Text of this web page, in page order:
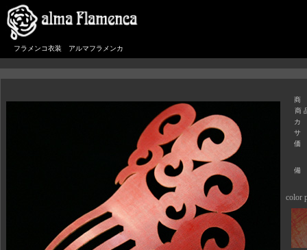
フラメンコ衣装 アルマフラメンカ
商
商
カ
サ
color